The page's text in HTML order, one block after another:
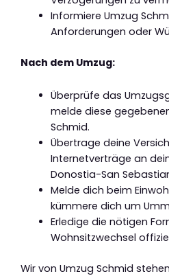
Informiere Umzug
Anforderungen oder
Nach dem Umzug:
Überprüfe das
melde diese
Schmid.
Übertrage deine
Internetverträge an
Donostia-San
Melde dich beim
kümmere dich um
Erledige die nötigen
Wohnsitzwechsel
Wir von Umzug Schmid